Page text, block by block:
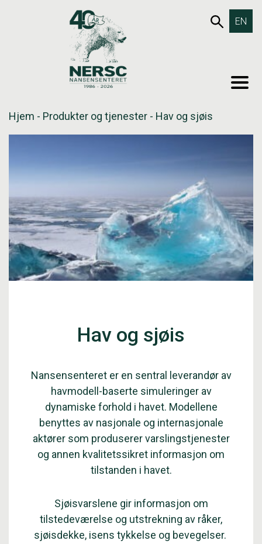
653SØK
EN
Hjem - Produkter og tjenester - Hav og sjøis
Hav og sjøis
Nansensenteret er en sentral leverandør av
havmodell-baserte simuleringer av
dynamiske forhold i havet. Modellene
benyttes av nasjonale og internasjonale
aktører som produserer varslingstjenester
og annen kvalitetssikret informasjon om
tilstanden i havet.
Sjøisvarslene gir informasjon om
tilstedeværelse og utstrekning av råker,
sjøisdekke, isens tykkelse og bevegelser.